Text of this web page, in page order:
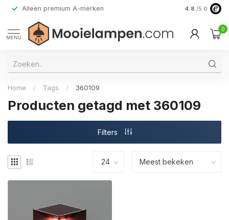
Alleen premium A-merken 4.8 /5.0
MENU
0
Home / Tags / 360109
Producten getagd met 360109
Filters